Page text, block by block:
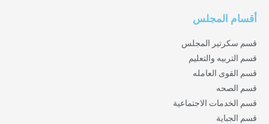
أقسام المجلس
قسم سكرتير المجلس
قسم التربيه والتعليم
قسم القوى العامله
قسم الصحه
قسم الخدمات الاجتماعية
قسم الجباية